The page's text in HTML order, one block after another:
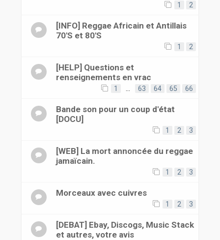
1 2
[INFO] Reggae Africain et Antillais
70'S et 80'S
1 2
[HELP] Questions et
renseignements en vrac
1 63 64 65 66
Bande son pour un coup d'état
[DOCU]
1 2 3
[WEB] La mort annoncée du reggae
jamaïcain.
1 2 3
Morceaux avec cuivres
1 2 3
[DEBAT] Ebay, Discogs, Music Stack
et autres, votre avis